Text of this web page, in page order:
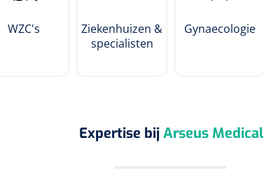
WZC's
Ziekenhuizen &
specialisten
Gynaecologie
Expertise bijArseus Medical